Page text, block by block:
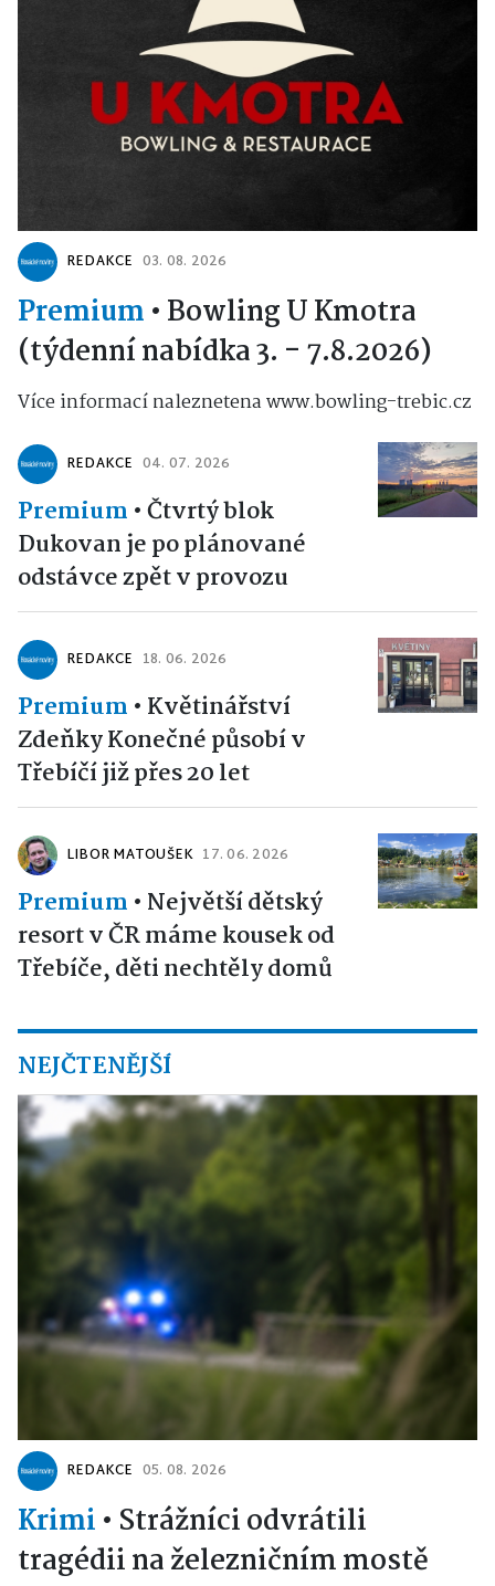
REDAKCE 03. 08. 2026
Premium • Bowling U Kmotra
(týdenní nabídka 3. - 7.8.2026)
Více informací naleznetena www.bowling-trebic.cz
REDAKCE 04. 07. 2026
Premium •Čtvrtý blok
Dukovan je po plánované
odstávce zpět v provozu
REDAKCE 18. 06. 2026
Premium • Květinářství
Zdeňky Konečné působí v
Třebíčí již přes 20 let
LIBOR MATOUŠEK 17. 06. 2026
Premium • Největší dětský
resort v ČR máme kousek od
Třebíče, děti nechtěly domů
NEJČTENĚJŠÍ
REDAKCE 05. 08. 2026
Krimi • Strážníci odvrátili
tragédii na železničním mostě